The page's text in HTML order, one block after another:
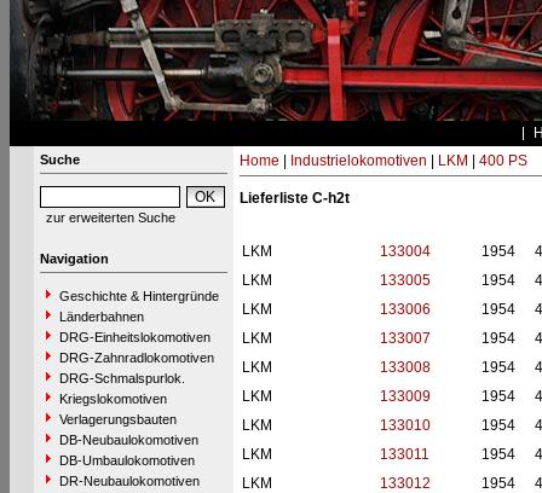
Suche
zur erweiterten Suche
Navigation
Geschichte & Hintergründe
Länderbahnen
DRG-Einheitslokomotiven
DRG-Zahnradlokomotiven
DRG-Schmalspurlok.
Kriegslokomotiven
Verlagerungsbauten
DB-Neubaulokomotiven
DB-Umbaulokomotiven
DR-Neubaulokomotiven
Home Industrielokomotiven LKM 400 PS
Lieferliste C-h2t
LKM 133004 1954
LKM
133005 1954
LKM
133006 1954
LKM
133007 1954
LKM
133008 1954
LKM
133009 1954
LKM
133010 1954
LKM
133011 1954
LKM
133012 1954